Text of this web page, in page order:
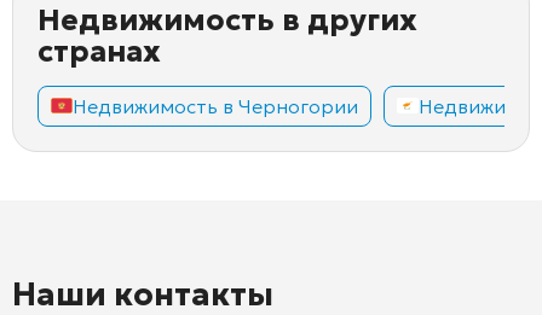
Недвижимость в других
странах
Недвижимость в Черногории
Наши контакты